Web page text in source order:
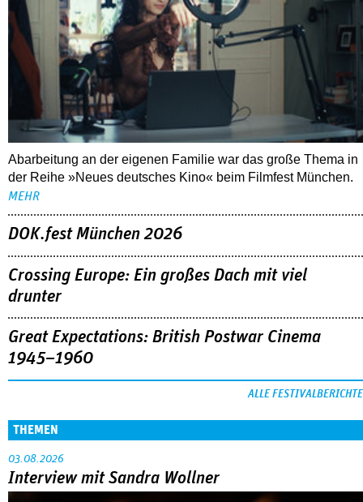
Abarbeitung an der eigenen Familie war das große Thema in
der Reihe »Neues deutsches Kino« beim Filmfest München.
MEHR
DOK.fest München 2026
Crossing Europe: Ein großes Dach mit viel
drunter
Great Expectations: British Postwar Cinema
1945–1960
ALLE FESTIVALBERICHTE
THEMEN
03.08.2026
Interview mit Sandra Wollner